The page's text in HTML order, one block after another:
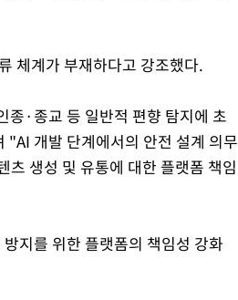
체계가 부재하다고 강조했다.
·종교 등 일반적 편향 탐지에 초
"AI 개발 단계에서의 안전 설계 의무
츠 생성 및 유통에 대한 플랫폼 책임
지를 위한 플랫폼의 책임성 강화